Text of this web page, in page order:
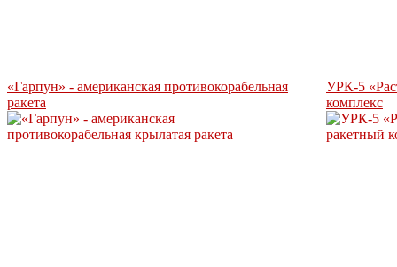
«Гарпун» - американская противокорабельная
ракета
УРК-5
комплекс